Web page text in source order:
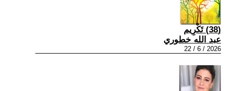
(38) تَكْرِيم
عبد الله خطوري
2026 / 6 / 22